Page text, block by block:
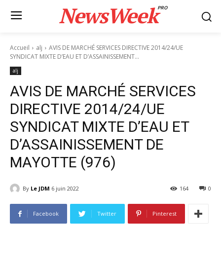
NewsWeekPRO
Accueil alj
AVIS DE MARCHÉ SERVICES DIRECTIVE 2014/24/UE
SYNDICAT MIXTE D’EAU ET D’ASSAINISSEMENT...
alj
AVIS DE MARCHÉ SERVICES
DIRECTIVE 2014/24/UE
SYNDICAT MIXTE D’EAU ET
D’ASSAINISSEMENT DE
MAYOTTE (976)
By Le JDM 6 juin 2022 0
164
Facebook Twitter Pinterest